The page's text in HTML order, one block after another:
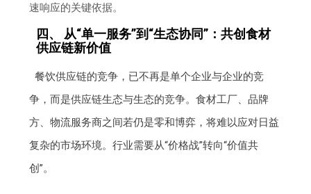
速响应的关键依据。
四、 从“单一服务”到“生态协同”：共创食材
供应链新价值
餐饮供应链的竞争，已不再是单个企业与企业的竞
争，而是供应链生态与生态的竞争。食材工厂、品牌
方、物流服务商之间若仍是零和博弈，将难以应对日益
复杂的市场环境。行业需要从“价格战”转向“价值共
创”。